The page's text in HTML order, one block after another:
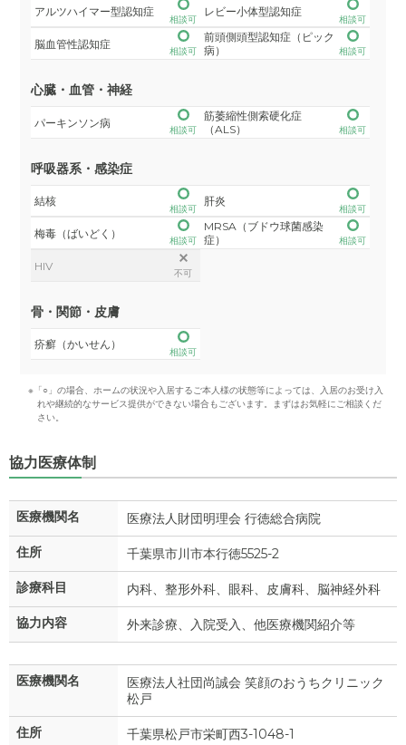
アルツハイマー型認知症
相談可
レビー小体型認知症
相談可
脳血管性認知症
相談可
前頭側頭型認知症（ピック
病）
相談可
心臓・血管・神経
パーキンソン病
相談可
筋萎縮性側索硬化症
（ALS）
相談可
呼吸器系・感染症
結核
相談可
肝炎
相談可
梅毒（ばいどく）
相談可
MRSA（ブドウ球菌感染
症）
相談可
HIV
不可
骨・関節・皮膚
疥癬（かいせん）
相談可
※「○」の場合、ホームの状況や入居するご本人様の状態等によっては、入居のお受け入
れや継続的なサービス提供ができない場合もございます。まずはお気軽にご相談くだ
さい。
協力医療体制
医療機関名 医療法人財団明理会 行徳総合病院
住所 千葉県市川市本行徳5525-2
診療科目 内科、整形外科、眼科、皮膚科、脳神経外科
協力内容 外来診療、入院受入、他医療機関紹介等
医療機関名
医療法人社団尚誠会 笑顔のおうちクリニック
松戸
住所 千葉県松戸市栄町西3-1048-1